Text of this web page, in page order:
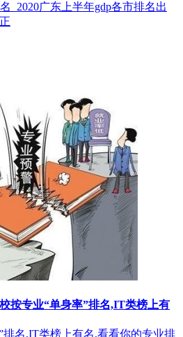
_2020广东上半年gdp各市排名出
按专业“单身率”排名,IT类榜上有
排名,IT类榜上有名,看看你的专业排